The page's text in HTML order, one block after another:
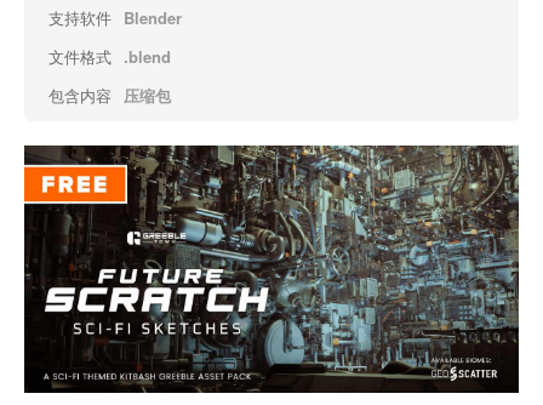
支持软件 Blender
文件格式 .blend
包含内容
压缩包